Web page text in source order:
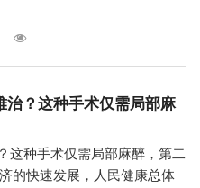
？这种手术仅需局部麻
这种手术仅需局部麻醉，第二
的快速发展，人民健康总体